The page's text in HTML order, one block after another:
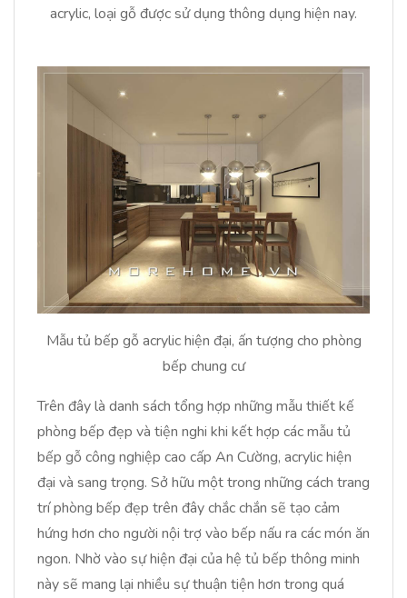
acrylic, loại gỗ được sử dụng thông dụng hiện nay.
Mẫu tủ bếp gỗ acrylic hiện đại, ấn tượng cho phòng
bếp chung cư
Trên đây là danh sách tổng hợp những mẫu thiết kế
phòng bếp đẹp và tiện nghi khi kết hợp các mẫu tủ
bếp gỗ công nghiệp cao cấp An Cường, acrylic hiện
đại và sang trọng. Sở hữu một trong những cách trang
trí phòng bếp đẹp trên đây chắc chắn sẽ tạo cảm
hứng hơn cho người nội trợ vào bếp nấu ra các món ăn
ngon. Nhờ vào sự hiện đại của hệ tủ bếp thông minh
này sẽ mang lại nhiều sự thuận tiện hơn trong quá